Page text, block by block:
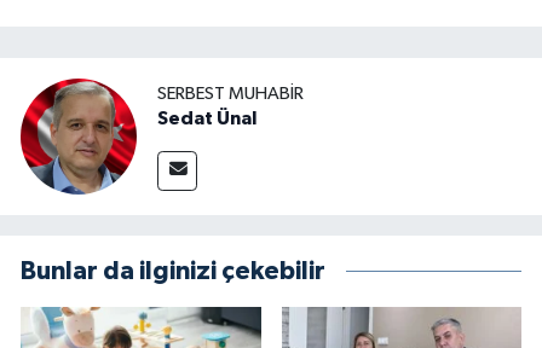
SERBEST MUHABIR
Sedat Ünal
Bunlar da ilginizi çekebilir